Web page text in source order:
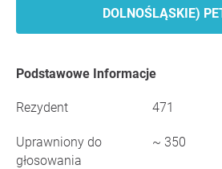
DOLNOŚLĄSKIE)
Podstawowe Informacje
Rezydent 471
Uprawniony do
głosowania
~ 350